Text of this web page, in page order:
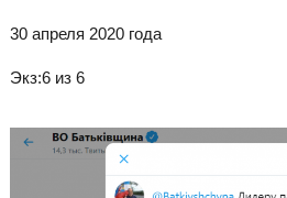
30 апреля 2020 года
Экз:6 из 6